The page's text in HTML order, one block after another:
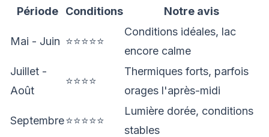
Période
Conditions Notre avis
Mai - Juin ⭐⭐⭐⭐⭐
Conditions idéales, lac
encore calme
Juillet -
Août
⭐⭐⭐⭐
Thermiques forts, parfois
orages l'après-midi
Septembre⭐⭐⭐⭐⭐
Lumière dorée, conditions
stables